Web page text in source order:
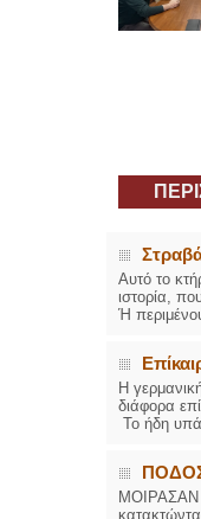
Αυτό το
ιστορία,
Ή
Η
διάφορα
Το ήδη
ΜΟΙΡΑΣΑΝ